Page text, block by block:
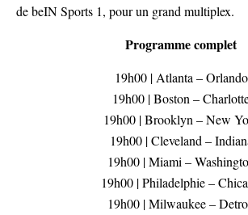
de beIN Sports 1, pour un grand multiplex.
Programme complet
19h00 | Atlanta – Orlando
19h00 | Boston –
19h00 | Brooklyn – New
19h00 | Cleveland –
19h00 | Miami –
19h00 | Philadelphie –
19h00 | Milwaukee –